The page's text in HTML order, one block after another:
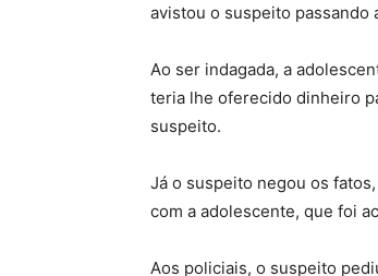
avistou o suspeito passando
Ao ser indagada, a
teria lhe oferecido dinheiro
suspeito.
Já o suspeito negou os
com a adolescente, que foi
Aos policiais, o suspeito